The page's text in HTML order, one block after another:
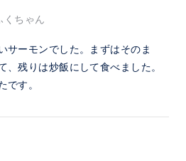
くちゃん
サーモンでした。まずはそのま
、残りは炒飯にして食べました。
です。